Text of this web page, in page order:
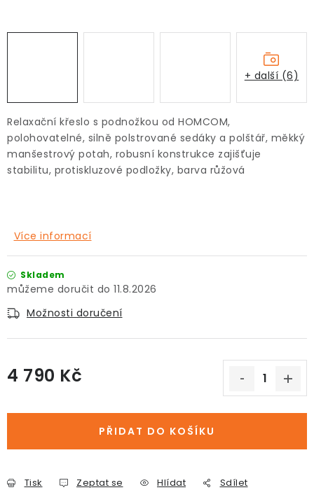
Relaxační křeslo s podnožkou od HOMCOM,
polohovatelné, silně polstrované sedáky a polštář, měkký
manšestrový potah, robusní konstrukce zajišťuje
stabilitu, protiskluzové podložky, barva růžová
Více informací
Skladem
11.8.2026
Možnosti doručení
4 790 Kč
PŘIDAT DO KOŠÍKU
Tisk Zeptat se Hlídat Sdílet
+ další (6)